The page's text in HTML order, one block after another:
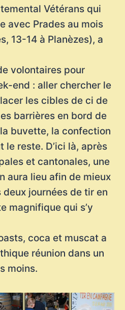
Vétérans qui
avec Prades au mois
13-14 à Planèzes), a
volontaires pour
end : aller chercher le
les cibles de ci de
barrières en bord de
buvette, la confection
reste. D’ici là, après
et cantonales, une
aura lieu afin de mieux
journées de tir en
magnifique qui s’y
coca et muscat a
réunion dans un
moins.